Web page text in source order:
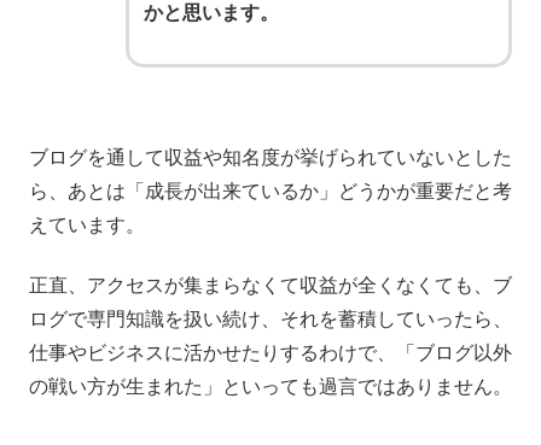
かと思います。
ブログを通して収益や知名度が挙げられていないとした
ら、あとは「成長が出来ているか」どうかが重要だと考
えています。
正直、アクセスが集まらなくて収益が全くなくても、ブ
ログで専門知識を扱い続け、それを蓄積していったら、
仕事やビジネスに活かせたりするわけで、「ブログ以外
の戦い方が生まれた」といっても過言ではありません。